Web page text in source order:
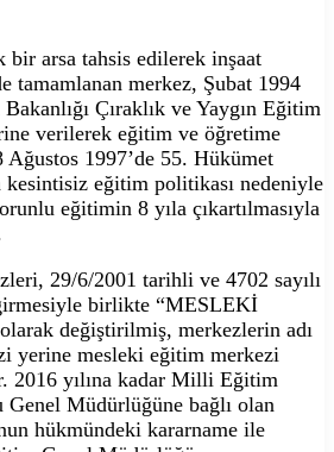
bir arsa tahsis edilerek inşaat
tamamlanan merkez, Şubat 1994
Çıraklık ve Yaygın Eğitim
verilerek eğitim ve öğretime
Ağustos 1997’de 55. Hükümet
kesintisiz eğitim politikası nedeniyle
eğitimin 8 yıla çıkartılmasıyla
29/6/2001 tarihli ve 4702 sayılı
birlikte “MESLEKİ
değiştirilmiş, merkezlerin adı
yerine mesleki eğitim merkezi
2016 yılına kadar Milli Eğitim
Genel Müdürlüğüne bağlı olan
hükmündeki kararname ile